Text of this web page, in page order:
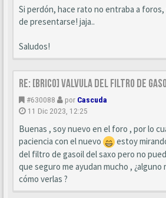
Si perdón, hace rato no entraba a
de presentarse! jaja..
Saludos!
Re: [BRICO] Valvula del filtro de
#630088 por Cascuda
11 Dic 2023, 12:25
Buenas , soy nuevo en el foro , por lo
paciencia con el nuevo
estoy
del filtro de gasoil del saxo pero no
que seguro me ayudan mucho , ¿alguno
cómo verlas ?